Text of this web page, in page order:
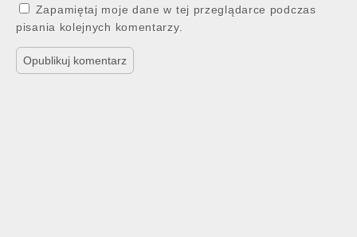
Zapamiętaj moje dane w tej przeglądarce podczas
pisania kolejnych komentarzy.